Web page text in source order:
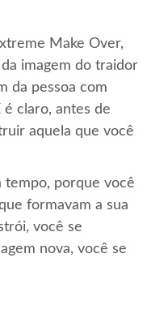
Make Over,
imagem do traidor
da pessoa com
claro, antes de
aquela que você
tempo, porque você
formavam a sua
você se
nova, você se